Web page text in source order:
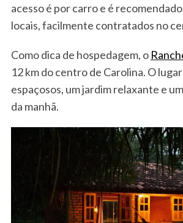
acesso é por carro e é
locais, facilmente contratados no
Como dica de hospedagem, o
12 km do centro de Carolina. O
espaçosos, um jardim relaxante e
da manhã.